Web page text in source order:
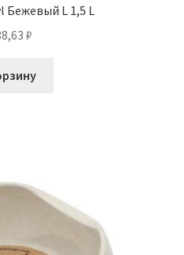
Бежевый L 1,5 L
₽